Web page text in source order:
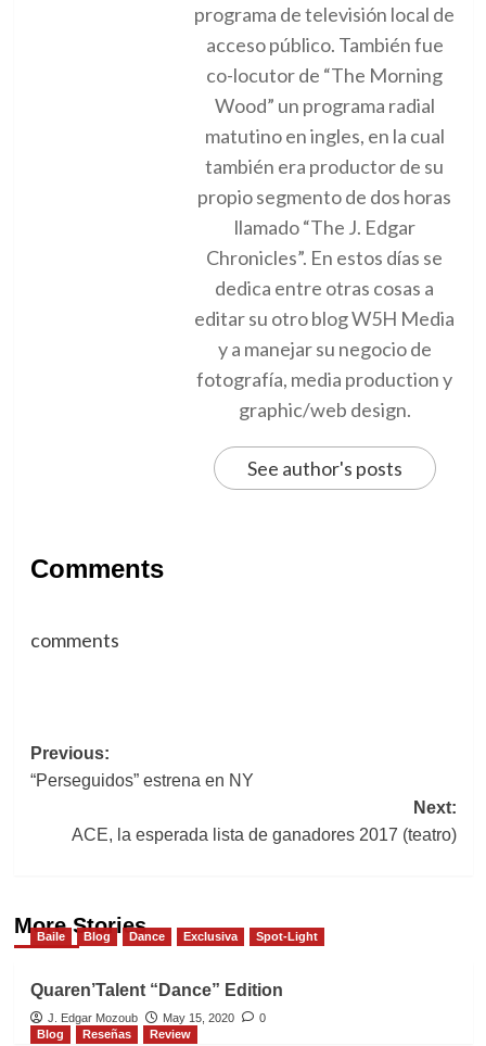
programa de televisión local de
acceso público. También fue
co-locutor de “The Morning
Wood” un programa radial
matutino en ingles, en la cual
también era productor de su
propio segmento de dos horas
llamado “The J. Edgar
Chronicles”. En estos días se
dedica entre otras cosas a
editar su otro blog W5H Media
y a manejar su negocio de
fotografía, media production y
graphic/web design.
See author's posts
Comments
comments
Post
navigation
Previous:
“Perseguidos” estrena en NY
Next:
ACE, la esperada lista de ganadores 2017 (teatro)
More Stories
Baile Blog Dance Exclusiva Spot-Light
Quaren’Talent “Dance” Edition
J. Edgar Mozoub May 15, 2020
0
Blog
Reseñas Review